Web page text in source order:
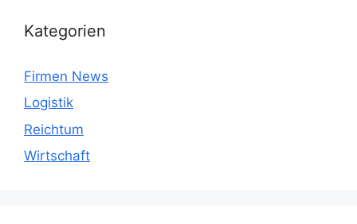
Kategorien
Firmen News
Logistik
Reichtum
Wirtschaft